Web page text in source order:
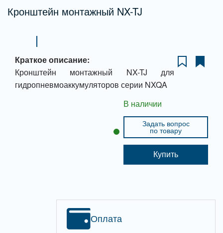
Кронштейн монтажный NX-TJ
Краткое описание:
Кронштейн монтажный NX-TJ для
гидропневмоаккумуляторов серии NXQA
В наличии
Задать вопрос
по товару
Купить
Оплата